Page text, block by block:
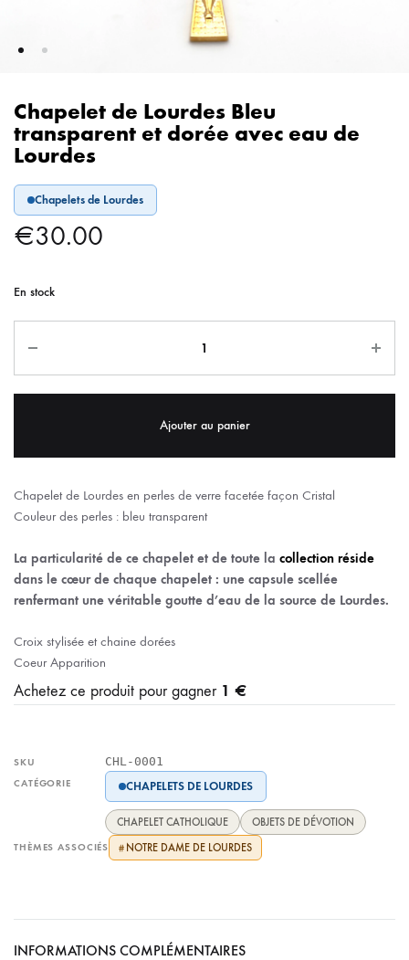
Chapelet de Lourdes Bleu
transparent et dorée avec eau de
Lourdes
Chapelets de Lourdes
€30.00
En stock
Ajouter au panier
Chapelet de Lourdes en perles de verre facetée façon Cristal
Couleur des perles : bleu transparent
La particularité de ce chapelet et de toute la collection réside
dans le cœur de chaque chapelet : une capsule scellée
renfermant une véritable goutte d’eau de la source de Lourdes.
Croix stylisée et chaine dorées
Coeur Apparition
Achetez ce produit pour gagner 1 €
SKU CHL-0001
CATÉGORIE CHAPELETS DE LOURDES
CHAPELET CATHOLIQUE OBJETS DE DÉVOTION
THÈMES ASSOCIÉS # NOTRE DAME DE LOURDES
INFORMATIONS COMPLÉMENTAIRES